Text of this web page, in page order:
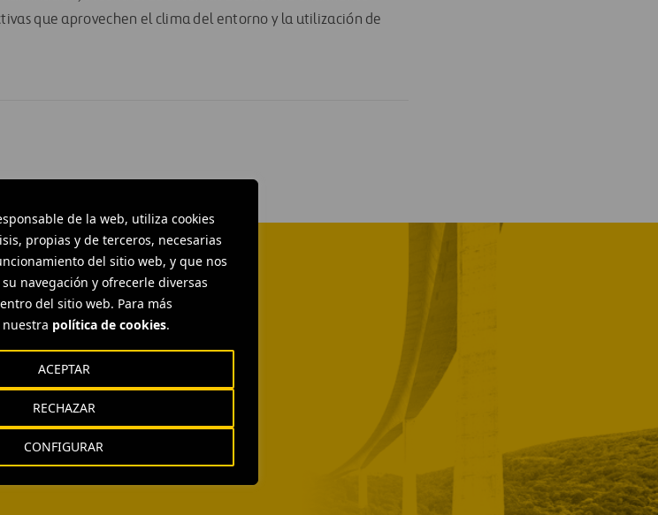
de la web, utiliza cookies
propias y de terceros, necesarias
del sitio web, y que nos
navegación y ofrecerle diversas
del sitio web. Para más
política de cookies.
CONFIGURAR
RECHAZAR
ACEPTAR
que aprovechen el clima del entorno y la utilización de
COMMUNICATION
RELATIONS
Torres
CORREO